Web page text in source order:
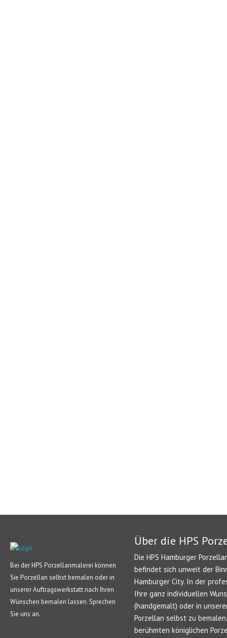
Bei der HPS Porzellanmalerei können
Sie Porzellan selbst bemalen oder in
unserer Auftragswerkstatt nach Ihren
Wünschen bemalen lassen. Sprechen
Sie uns an.
Über die HPS
Die HPS Hamburger
befindet sich unweit der
Hamburger City. In der
Ihre ganz individuellen
(handgemalt) oder in
Porzellan selbst zu
berühmten königlichen